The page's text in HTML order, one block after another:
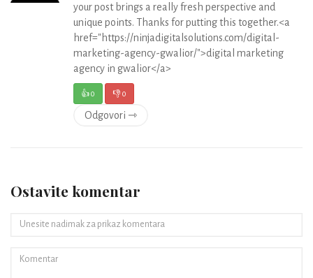
your post brings a really fresh perspective and
unique points. Thanks for putting this together.<a
href="https://ninjadigitalsolutions.com/digital-
marketing-agency-gwalior/">digital marketing
agency in gwalior</a>
👍0 👎0
Odgovori ⇾
Ostavite komentar